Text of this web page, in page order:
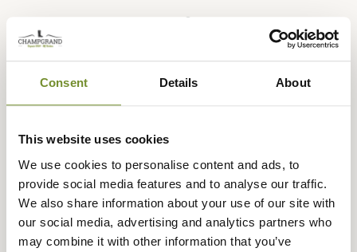
Consent Details About
This website uses cookies
We use cookies to personalise content and ads, to
provide social media features and to analyse our traffic.
We also share information about your use of our site with
our social media, advertising and analytics partners who
may combine it with other information that you’ve
Expédié dans
la journée
retour sous
sécurisé
Paiement en
3 fois dès 100
euros
Description
Champgrand vous présente la bretelle pour carabine en
doublure néoprène très confortable pour carabine.